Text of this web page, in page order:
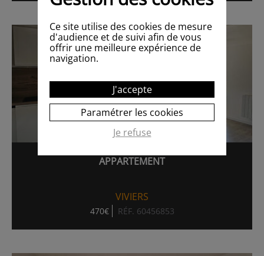
APPARTEMENT
VIVIERS
470€ RÉF. 60456853
Ce site utilise des cookies de mesure
d'audience et de suivi afin de vous
offrir une meilleure expérience de
navigation.
J'accepte
Paramétrer les cookies
Je refuse